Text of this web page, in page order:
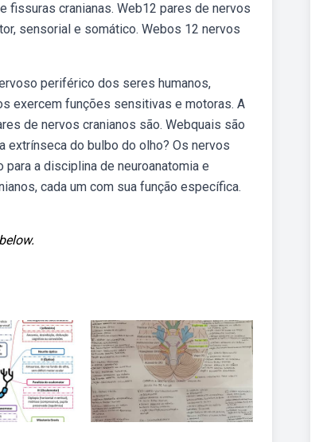
cranianas. Web12 pares de nervos
sensorial e somático. Webos 12 nervos
periférico dos seres humanos,
exercem funções sensitivas e motoras. A
de nervos cranianos são. Webquais são
extrínseca do bulbo do olho? Os nervos
a disciplina de neuroanatomia e
cada um com sua função específica.